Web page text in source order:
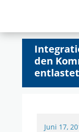
den
entlastet
Juni 17,